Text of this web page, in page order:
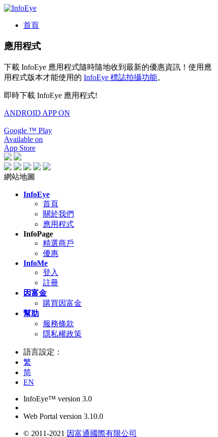
首頁
應用程式
下載 InfoEye 應用程式隨時隨地收到最新的優惠資訊！使用應
用程式版本才能使用的 InfoEye 標誌拍攝功能。
即時下載 InfoEye 應用程式!
ANDROID APP ON
Google ™ Play
Available on
App Store
網站地圖
InfoEye
首頁
關於我們
應用程式
InfoPage
精選商戶
優惠
InfoMe
登入
註冊
因富金
購買因富金
幫助
服務條款
隱私權政策
語言設定：
繁
简
EN
InfoEye™ version 3.0
Web Portal version 3.10.0
© 2011-2021 因富通國際有限公司